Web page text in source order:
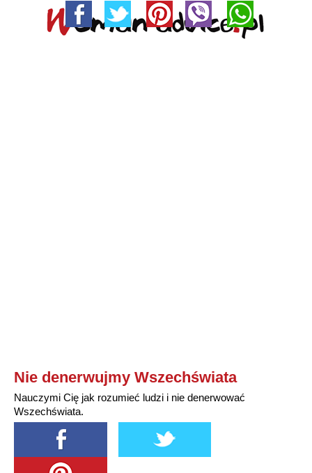
Nie denerwujmy Wszechświata
Nauczymi Cię jak rozumieć ludzi i nie denerwować
Wszechświata.